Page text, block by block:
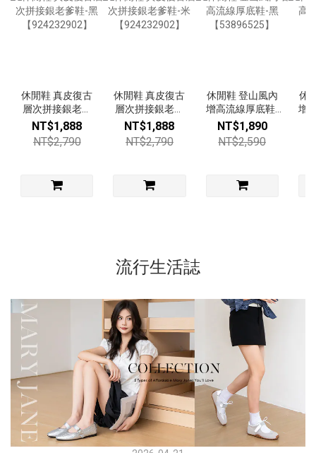
休閒鞋 真皮復古
層次拼接銀老爹
鞋-黑
【924232902】
NT$1,888
NT$2,790
休閒鞋 真皮復古
層次拼接銀老爹
鞋-米
【924232902】
NT$1,888
NT$2,790
休閒鞋 登山風內
增高流線厚底鞋-
黑【53896525】
NT$1,890
NT$2,590
休
增
流行生活誌